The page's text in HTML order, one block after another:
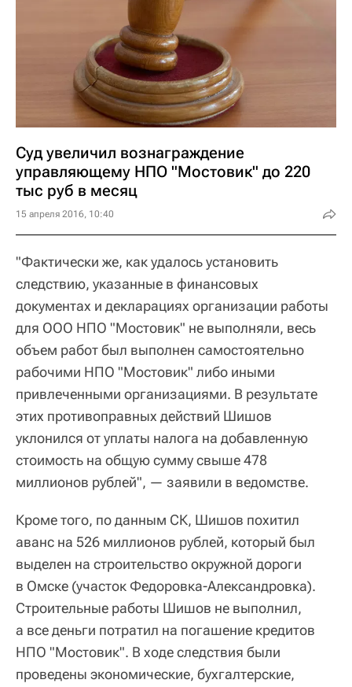
Суд увеличил вознаграждение
управляющему НПО "Мостовик" до 220
тыс руб в месяц
15 апреля 2016, 10:40
"Фактически же, как удалось установить
следствию, указанные в финансовых
документах и декларациях организации работы
для ООО НПО "Мостовик" не выполняли, весь
объем работ был выполнен самостоятельно
рабочими НПО "Мостовик" либо иными
привлеченными организациями. В результате
этих противоправных действий Шишов
уклонился от уплаты налога на добавленную
стоимость на общую сумму свыше 478
миллионов рублей", — заявили в ведомстве.
Кроме того, по данным СК, Шишов похитил
аванс на 526 миллионов рублей, который был
выделен на строительство окружной дороги
в Омске (участок Федоровка-Александровка).
Строительные работы Шишов не выполнил,
а все деньги потратил на погашение кредитов
НПО "Мостовик". В ходе следствия были
проведены экономические, бухгалтерские,